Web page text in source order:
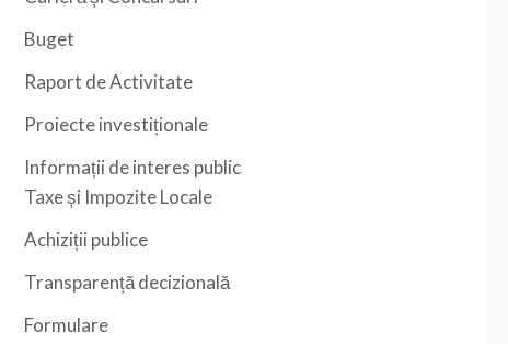
Buget
Raport de Activitate
Proiecte investiționale
Informații de interes public
Taxe și Impozite Locale
Achiziții publice
Transparență decizională
Formulare